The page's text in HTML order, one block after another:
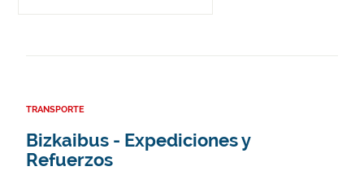
TRANSPORTE
Bizkaibus - Expediciones y
Refuerzos